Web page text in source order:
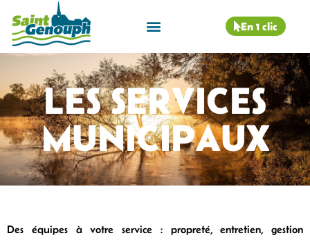
En 1 clic
LES SERVICES
MUNICIPAUX
Des équipes à votre service : propreté, entretien, gestion